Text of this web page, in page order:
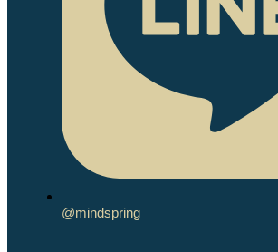
@mindspring
Team Building with
PLAY® | One Team One
Leadership Development
Serie Program Solutions
Coaching Program
PRIVATE COACHING
BLOG
ABOUT
Coach Profile
A Strengths-based Approach
YouTube